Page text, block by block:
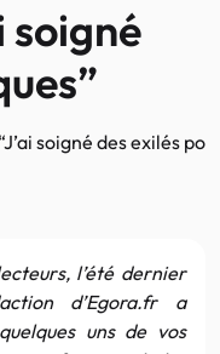
soigné
soigné des exilés
l’été dernier
d’Egora.fr a
uns de vos